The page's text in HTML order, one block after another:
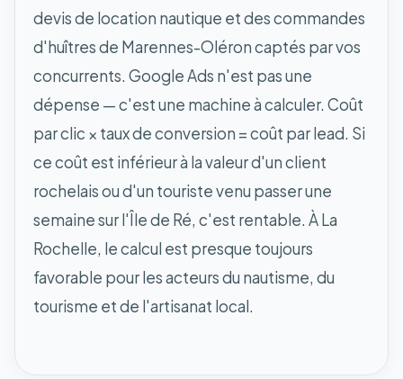
devis de location nautique et des commandes
d'huîtres de Marennes-Oléron captés par vos
concurrents. Google Ads n'est pas une
dépense — c'est une machine à calculer. Coût
par clic × taux de conversion = coût par lead. Si
ce coût est inférieur à la valeur d'un client
rochelais ou d'un touriste venu passer une
semaine sur l'Île de Ré, c'est rentable. À La
Rochelle, le calcul est presque toujours
favorable pour les acteurs du nautisme, du
tourisme et de l'artisanat local.